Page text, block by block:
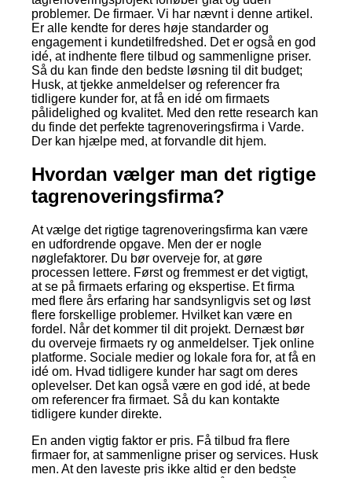
problemer. De firmaer. Vi har nævnt i denne artikel.
Er alle kendte for deres høje standarder og
engagement i kundetilfredshed. Det er også en god
idé, at indhente flere tilbud og sammenligne priser.
Så du kan finde den bedste løsning til dit budget;
Husk, at tjekke anmeldelser og referencer fra
tidligere kunder for, at få en idé om firmaets
pålidelighed og kvalitet. Med den rette research kan
du finde det perfekte tagrenoveringsfirma i Varde.
Der kan hjælpe med, at forvandle dit hjem.
Hvordan vælger man det rigtige
tagrenoveringsfirma?
At vælge det rigtige tagrenoveringsfirma kan være
en udfordrende opgave. Men der er nogle
nøglefaktorer. Du bør overveje for, at gøre
processen lettere. Først og fremmest er det vigtigt,
at se på firmaets erfaring og ekspertise. Et firma
med flere års erfaring har sandsynligvis set og løst
flere forskellige problemer. Hvilket kan være en
fordel. Når det kommer til dit projekt. Dernæst bør
du overveje firmaets ry og anmeldelser. Tjek online
platforme. Sociale medier og lokale fora for, at få en
idé om. Hvad tidligere kunder har sagt om deres
oplevelser. Det kan også være en god idé, at bede
om referencer fra firmaet. Så du kan kontakte
tidligere kunder direkte.
En anden vigtig faktor er pris. Få tilbud fra flere
firmaer for, at sammenligne priser og services. Husk
men. At den laveste pris ikke altid er den bedste